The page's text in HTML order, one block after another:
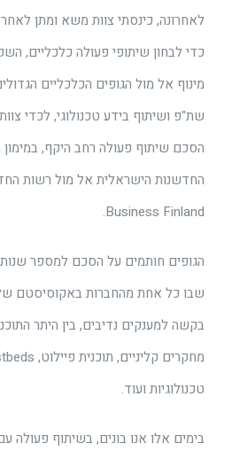
לאחרונה, כינסתי צוות משא ומתן
כדי לבחון שיתופי פעולה כלכליים,
מינוף אל מול הגופים הכלכליים
שת"פ ושיתוף בידע טכנולוגי, לכדי
הסכם שיתוף פעולה רחב היקף,
החדשנות הישראלית אל מול רשות
Business Finland.
הגופים חותמים על הסכם למספר
שבו כל אחת מהחברות באקוסיסטם
בקשה למענקים נדיבים, בין היתר
טכנולוגיות ועוד.
בימים אלו אנו בונים, בשיתוף פעולה